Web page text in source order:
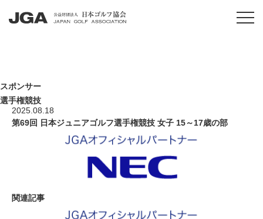
スポンサー
選手権競技
2025.08.18
第69回 日本ジュニアゴルフ選手権競技 女子 15～17歳の部
関連記事